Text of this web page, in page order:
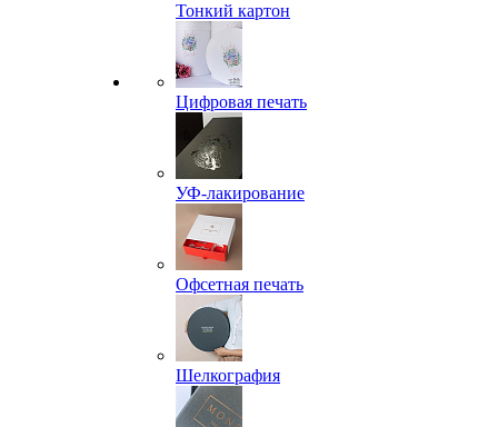
Тонкий картон
Цифровая печать
УФ-лакирование
Офсетная печать
Шелкография